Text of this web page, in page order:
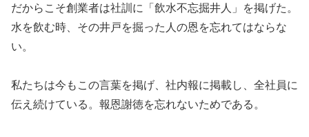
だからこそ創業者は社訓に「飲水不忘掘井人」を掲げた。
水を飲む時、その井戸を掘った人の恩を忘れてはならな
い。
私たちは今もこの言葉を掲げ、社内報に掲載し、全社員に
伝え続けている。報恩謝徳を忘れないためである。